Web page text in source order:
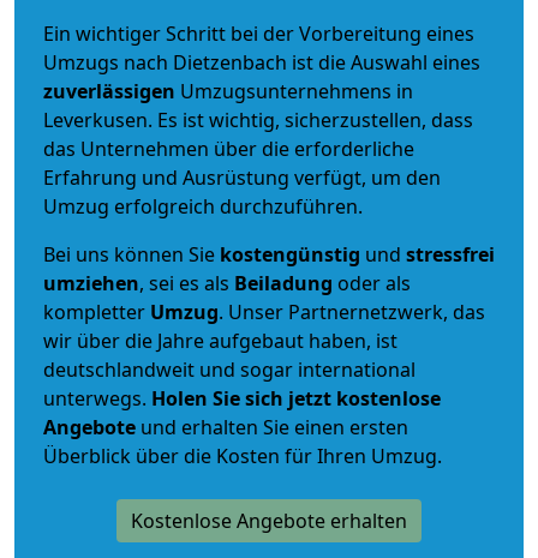
Ein wichtiger Schritt bei der Vorbereitung eines
Umzugs nach Dietzenbach ist die Auswahl eines
zuverlässigen Umzugsunternehmens in
Leverkusen. Es ist wichtig, sicherzustellen, dass
das Unternehmen über die erforderliche
Erfahrung und Ausrüstung verfügt, um den
Umzug erfolgreich durchzuführen.
Bei uns können Sie kostengünstig und stressfrei
umziehen, sei es als Beiladung oder als
kompletter Umzug. Unser Partnernetzwerk, das
wir über die Jahre aufgebaut haben, ist
deutschlandweit und sogar international
unterwegs. Holen Sie sich jetzt kostenlose
Angebote und erhalten Sie einen ersten
Überblick über die Kosten für Ihren Umzug.
Kostenlose Angebote erhalten